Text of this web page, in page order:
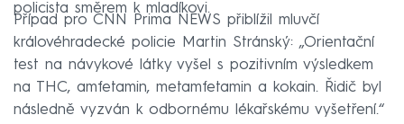
policista směrem k mladíkovi.
Případ pro CNN Prima NEWS přiblížil mluvčí
královéhradecké policie Martin Stránský: „Orientační
test na návykové látky vyšel s pozitivním výsledkem
na THC, amfetamin, metamfetamin a kokain. Řidič byl
následně vyzván k odbornému lékařskému vyšetření.“